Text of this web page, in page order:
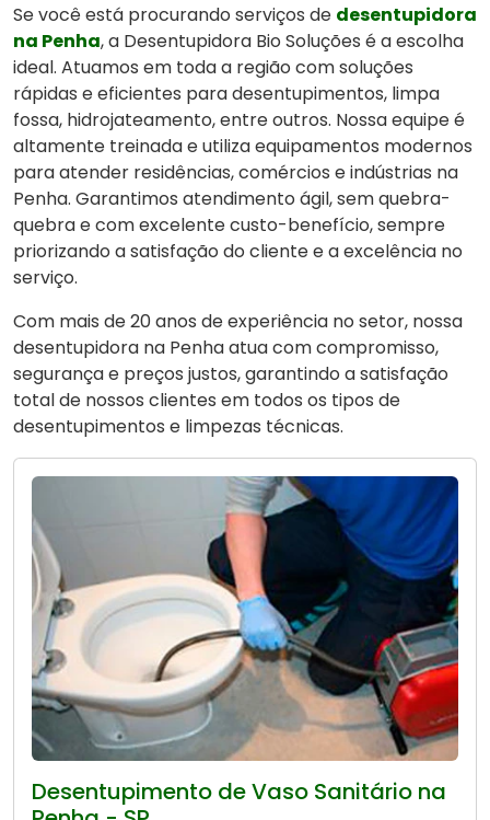
Se você está procurando serviços de desentupidora
na Penha, a Desentupidora Bio Soluções é a escolha
ideal. Atuamos em toda a região com soluções
rápidas e eficientes para desentupimentos, limpa
fossa, hidrojateamento, entre outros. Nossa equipe é
altamente treinada e utiliza equipamentos modernos
para atender residências, comércios e indústrias na
Penha. Garantimos atendimento ágil, sem quebra-
quebra e com excelente custo-benefício, sempre
priorizando a satisfação do cliente e a excelência no
serviço.
Com mais de 20 anos de experiência no setor, nossa
desentupidora na Penha atua com compromisso,
segurança e preços justos, garantindo a satisfação
total de nossos clientes em todos os tipos de
desentupimentos e limpezas técnicas.
Desentupimento de Vaso Sanitário na